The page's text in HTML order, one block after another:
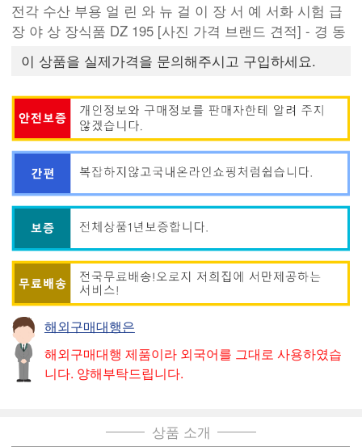
전각 수산 부용 얼 린 와 뉴 걸 이 장 서 예 서화 시험 급
장 야 상 장식품 DZ 195 [사진 가격 브랜드 견적] - 경 동
이 상품을 실제가격을 문의해주시고 구입하세요.
해외구매대행은
해외구매대행 제품이라 외국어를 그대로 사용하였습
니다. 양해부탁드립니다.
상품 소개